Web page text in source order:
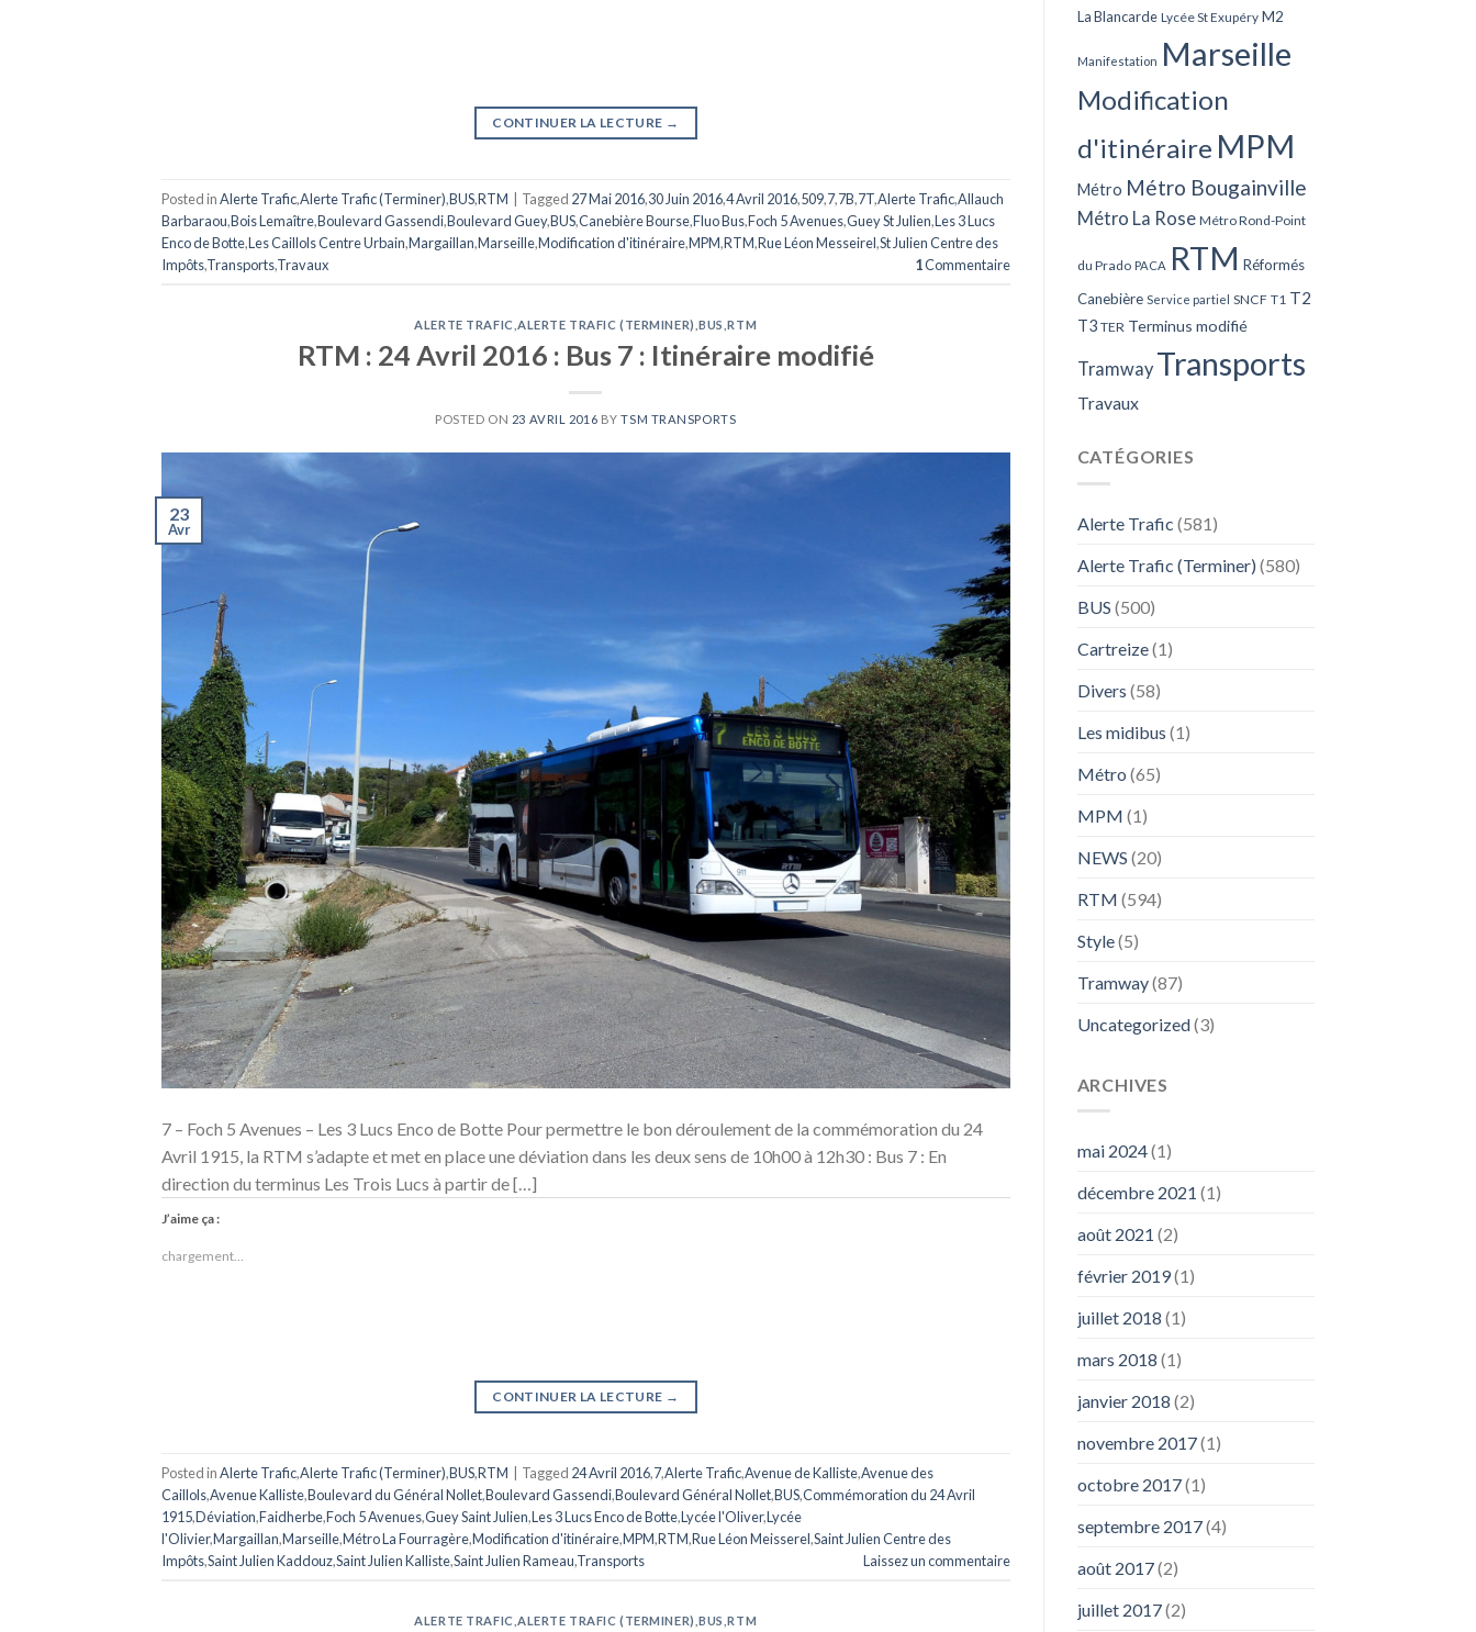
CONTINUER LA LECTURE →
Posted inAlerte Trafic,Alerte Trafic (Terminer),BUS,RTM | Tagged 27 Mai 2016,30 Juin 2016,4 Avril 2016,509,7,7B,7T,Alerte Trafic,Allauch
Barbaraou,Bois Lemaître,Boulevard Gassendi,Boulevard Guey,BUS,Canebière Bourse,Fluo Bus,Foch 5 Avenues,Guey St Julien,Les 3 Lucs
Enco de Botte,Les Caillols Centre Urbain,Margaillan,Marseille,Modification d'itinéraire,MPM,RTM,Rue Léon Messeirel,St Julien Centre des
Impôts,Transports,Travaux 1Commentaire
ALERTE TRAFIC ,ALERTE TRAFIC (TERMINER) ,BUS ,RTM
RTM : 24 Avril 2016 : Bus 7 : Itinéraire modifié
POSTED ON 23 AVRIL 2016 BYTSM TRANSPORTS
23
Avr
7 – Foch 5 Avenues – Les 3 Lucs Enco de Botte Pour permettre le bon déroulement de la commémoration du 24
Avril 1915, la RTM s’adapte et met en place une déviation dans les deux sens de 10h00 à 12h30 : Bus 7 : En
direction du terminus Les Trois Lucs à partir de […]
J’aime ça :
chargement…
CONTINUER LA LECTURE →
Posted inAlerte Trafic,Alerte Trafic (Terminer),BUS,RTM | Tagged 24 Avril 2016,7,Alerte Trafic,Avenue de Kalliste,Avenue des
Caillols,Avenue Kalliste,Boulevard du Général Nollet,Boulevard Gassendi,Boulevard Général Nollet,BUS,Commémoration du 24 Avril
1915,Déviation,Faidherbe,Foch 5 Avenues,Guey Saint Julien,Les 3 Lucs Enco de Botte,Lycée l'Oliver,Lycée
l'Olivier,Margaillan,Marseille,Métro La Fourragère,Modification d'itinéraire,MPM,RTM,Rue Léon Meisserel,Saint Julien Centre des
Impôts,Saint Julien Kaddouz,Saint Julien Kalliste,Saint Julien Rameau,Transports Laissez un commentaire
ALERTE TRAFIC ,ALERTE TRAFIC (TERMINER) ,BUS ,RTM
La Blancarde Lycée St Exupéry M2
Manifestation Marseille
Modification
d'itinéraire MPM
Métro Métro Bougainville
Métro La Rose Métro Rond-Point
du Prado PACA RTM Réformés
Canebière Service partiel SNCF T1 T2
T3 TER Terminus modifié
Tramway Transports
Travaux
CATÉGORIES
Alerte Trafic (581)
Alerte Trafic (Terminer) (580)
BUS (500)
Cartreize(1)
Divers (58)
Les midibus (1)
Métro (65)
MPM (1)
NEWS (20)
RTM (594)
Style(5)
Tramway(87)
Uncategorized(3)
ARCHIVES
mai 2024(1)
décembre 2021 (1)
août 2021 (2)
février 2019(1)
juillet 2018 (1)
mars 2018 (1)
janvier 2018 (2)
novembre 2017(1)
octobre 2017(1)
septembre 2017(4)
août 2017(2)
juillet 2017(2)